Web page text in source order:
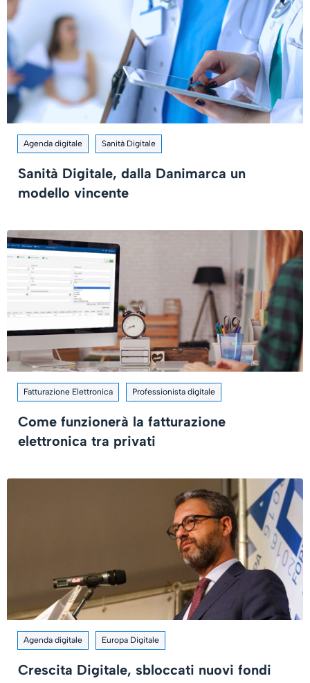
Agenda digitale Sanità Digitale
Sanità Digitale, dalla Danimarca un
modello vincente
Fatturazione Elettronica Professionista digitale
Come funzionerà la fatturazione
elettronica tra privati
Agenda digitale Europa Digitale
Crescita Digitale, sbloccati nuovi fondi